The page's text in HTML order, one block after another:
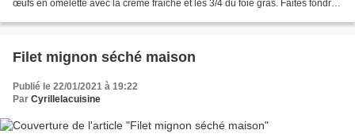
œufs en omelette avec la crème fraiche et les 3/4 du foie gras. Faites fondre
Filet mignon séché maison
Publié le 22/01/2021 à 19:22
Par Cyrillelacuisine